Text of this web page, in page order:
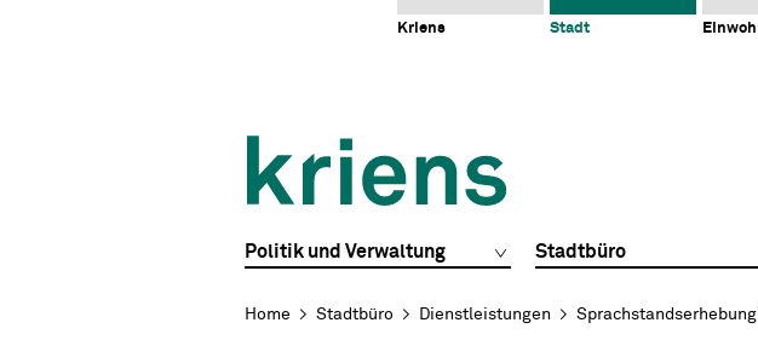
Navigieren in Kriens
Kriens Stadt
Hauptnavigation
Politik und Verwaltung Stadtbüro
Breadcrumb
Home Stadtbüro Dienstleistungen